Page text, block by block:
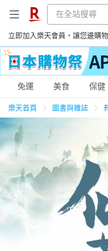
立即加入樂天會員，讓您邊購
購物網分類
天天免運
居家生活 3C家電
男裝
免運 美食 保健
樂天首頁 圖書與雜誌